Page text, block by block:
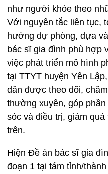
như người khỏe theo
Với nguyên tắc liên tục,
hướng dự phòng, dựa
bác sĩ gia đình phù hợp
việc phát triển mô hình
tại TTYT huyện Yên
dân được theo dõi,
thường xuyên, góp
sóc và điều trị, giảm
trên.
Hiện Đề án bác sĩ gia
đoạn 1 tại tám tỉnh/